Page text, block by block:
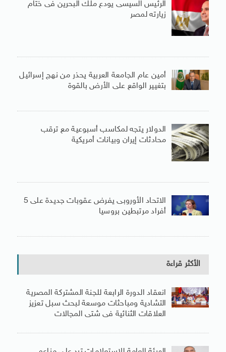
الرئيس السيسى يودع ملك البحرين فى ختام
زيارته لمصر
أمين عام الجامعة العربية يحذر من نهج إسرائيل
بتغيير الواقع على الأرض بالقوة
الدولار يتجه لمكاسب أسبوعية مع ترقب
محادثات إيران وبيانات أمريكية
الاتحاد الأوروبى يفرض عقوبات جديدة على 5
أفراد مرتبطين بروسيا
الأكثر قراءة
انعقاد الدورة الرابعة للجنة المشتركة المصرية
التشادية ومباحثات موسعة لبحث سبل تعزيز
العلاقات الثنائية فى شتى المجالات